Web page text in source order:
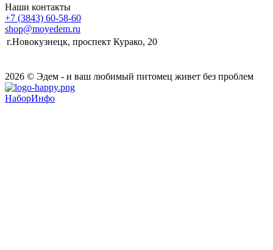
Наши контакты
+7 (3843) 60-58-60
shop@moyedem.ru
г.Новокузнецк, проспект Курако, 20
2026 © Эдем - и ваш любимый питомец живет без проблем
НаборИнфо